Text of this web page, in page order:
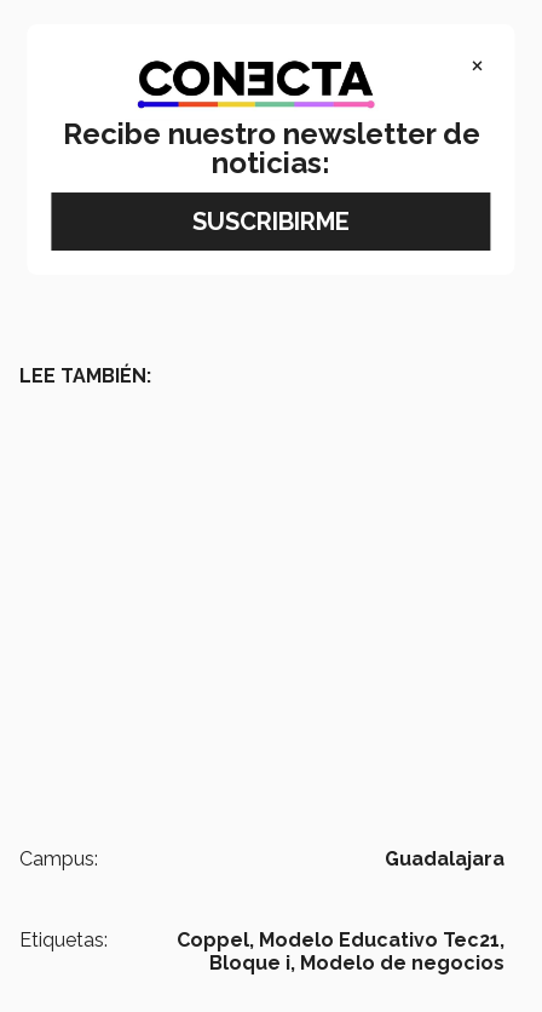
LEE TAMBIÉN:
Campus: Guadalajara
Etiquetas: Coppel, Modelo Educativo Tec21,
Bloque i, Modelo de negocios
×
Recibe nuestro newsletter de
noticias: